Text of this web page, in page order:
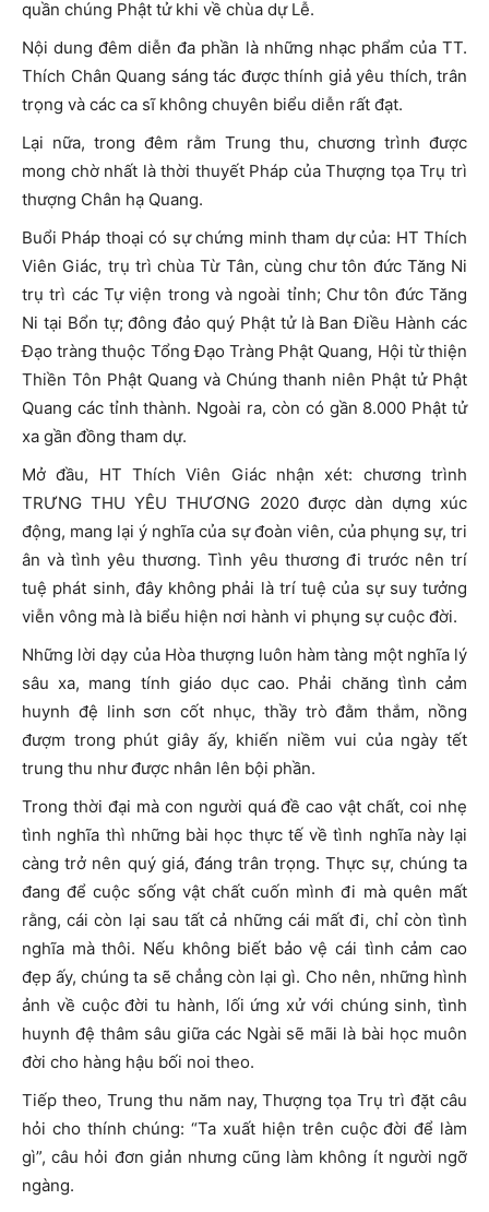
quần chúng Phật tử khi về chùa dự Lễ.
Nội dung đêm diễn đa phần là những nhạc phẩm của TT.
Thích Chân Quang sáng tác được thính giả yêu thích, trân
trọng và các ca sĩ không chuyên biểu diễn rất đạt.
Lại nữa, trong đêm rằm Trung thu, chương trình được
mong chờ nhất là thời thuyết Pháp của Thượng tọa Trụ trì
thượng Chân hạ Quang.
Buổi Pháp thoại có sự chứng minh tham dự của: HT Thích
Viên Giác, trụ trì chùa Từ Tân, cùng chư tôn đức Tăng Ni
trụ trì các Tự viện trong và ngoài tỉnh; Chư tôn đức Tăng
Ni tại Bổn tự; đông đảo quý Phật tử là Ban Điều Hành các
Đạo tràng thuộc Tổng Đạo Tràng Phật Quang, Hội từ thiện
Thiền Tôn Phật Quang và Chúng thanh niên Phật tử Phật
Quang các tỉnh thành. Ngoài ra, còn có gần 8.000 Phật tử
xa gần đồng tham dự.
Mở đầu, HT Thích Viên Giác nhận xét: chương trình
TRƯNG THU YÊU THƯƠNG 2020 được dàn dựng xúc
động, mang lại ý nghĩa của sự đoàn viên, của phụng sự, tri
ân và tình yêu thương. Tình yêu thương đi trước nên trí
tuệ phát sinh, đây không phải là trí tuệ của sự suy tưởng
viễn vông mà là biểu hiện nơi hành vi phụng sự cuộc đời.
Những lời dạy của Hòa thượng luôn hàm tàng một nghĩa lý
sâu xa, mang tính giáo dục cao. Phải chăng tình cảm
huynh đệ linh sơn cốt nhục, thầy trò đằm thắm, nồng
đượm trong phút giây ấy, khiến niềm vui của ngày tết
trung thu như được nhân lên bội phần.
Trong thời đại mà con người quá đề cao vật chất, coi nhẹ
tình nghĩa thì những bài học thực tế về tình nghĩa này lại
càng trở nên quý giá, đáng trân trọng. Thực sự, chúng ta
đang để cuộc sống vật chất cuốn mình đi mà quên mất
rằng, cái còn lại sau tất cả những cái mất đi, chỉ còn tình
nghĩa mà thôi. Nếu không biết bảo vệ cái tình cảm cao
đẹp ấy, chúng ta sẽ chẳng còn lại gì. Cho nên, những hình
ảnh về cuộc đời tu hành, lối ứng xử với chúng sinh, tình
huynh đệ thâm sâu giữa các Ngài sẽ mãi là bài học muôn
đời cho hàng hậu bối noi theo.
Tiếp theo, Trung thu năm nay, Thượng tọa Trụ trì đặt câu
hỏi cho thính chúng: “Ta xuất hiện trên cuộc đời để làm
gì”, câu hỏi đơn giản nhưng cũng làm không ít người ngỡ
ngàng.